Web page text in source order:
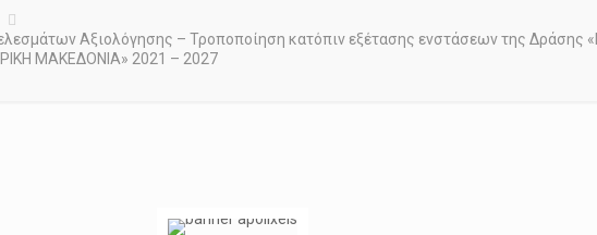
Αξιολόγησης – Τροποποίηση κατόπιν εξέτασης ενστάσεων της Δράσης
ΜΑΚΕΔΟΝΙΑ» 2021 – 2027